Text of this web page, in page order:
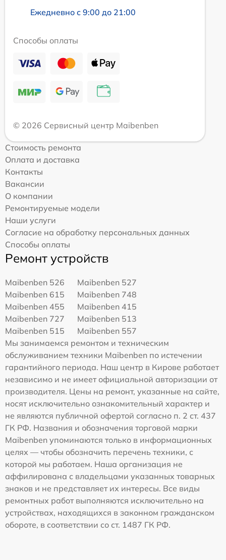
Ежедневно с 9:00 до 21:00
Способы оплаты
© 2026 Сервисный центр Maibenben
Стоимость ремонта
Оплата и доставка
Контакты
Вакансии
О компании
Ремонтируемые модели
Наши услуги
Согласие на обработку персональных данных
Способы оплаты
Ремонт устройств
Maibenben 526
Maibenben 527
Maibenben 615
Maibenben 748
Maibenben 455
Maibenben 415
Maibenben 727
Maibenben 513
Maibenben 515
Maibenben 557
Мы занимаемся ремонтом и техническим
обслуживанием техники Maibenben по истечении
гарантийного периода. Наш центр в Кирове работает
независимо и не имеет официальной авторизации от
производителя. Цены на ремонт, указанные на сайте,
носят исключительно ознакомительный характер и
не являются публичной офертой согласно п. 2 ст. 437
ГК РФ. Названия и обозначения торговой марки
Maibenben упоминаются только в информационных
целях — чтобы обозначить перечень техники, с
которой мы работаем. Наша организация не
аффилирована с владельцами указанных товарных
знаков и не представляет их интересы. Все виды
ремонтных работ выполняются исключительно на
устройствах, находящихся в законном гражданском
обороте, в соответствии со ст. 1487 ГК РФ.